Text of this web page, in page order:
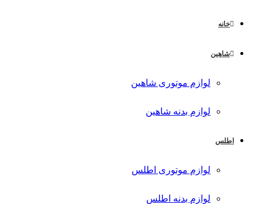
خانه
شاهین
لوازم موتوری شاهین
لوازم بدنه شاهین
اطلس
لوازم موتوری اطلس
لوازم بدنه اطلس